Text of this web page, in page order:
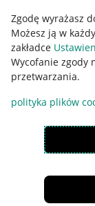
Zgodę wyrażasz
Możesz ją w
zakładce
Wycofanie zgody
przetwarzania.
polityka plików
Pobierz
Korzystanie z